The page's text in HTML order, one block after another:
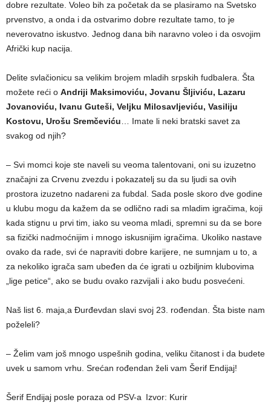
dobre rezultate. Voleo bih za početak da se plasiramo na Svetsko
prvenstvo, a onda i da ostvarimo dobre rezultate tamo, to je
neverovatno iskustvo. Jednog dana bih naravno voleo i da osvojim
Afrički kup nacija.
Delite svlačionicu sa velikim brojem mladih srpskih fudbalera. Šta
možete reći o Andriji Maksimoviću, Jovanu Šljiviću, Lazaru
Jovanoviću, Ivanu Guteši, Veljku Milosavljeviću, Vasiliju
Kostovu, Urošu Sremčeviću … Imate li neki bratski savet za
svakog od njih?
– Svi momci koje ste naveli su veoma talentovani, oni su izuzetno
značajni za Crvenu zvezdu i pokazatelj su da su ljudi sa ovih
prostora izuzetno nadareni za fubdal. Sada posle skoro dve godine
u klubu mogu da kažem da se odlično radi sa mladim igračima, koji
kada stignu u prvi tim, iako su veoma mladi, spremni su da se bore
sa fizički nadmoćnijim i mnogo iskusnijim igračima. Ukoliko nastave
ovako da rade, svi će napraviti dobre karijere, ne sumnjam u to, a
za nekoliko igrača sam ubeđen da će igrati u ozbiljnim klubovima
„lige petice“, ako se budu ovako razvijali i ako budu posvećeni.
Naš list 6. maja,a Đurđevdan slavi svoj 23. rođendan. Šta biste nam
poželeli?
– Želim vam još mnogo uspešnih godina, veliku čitanost i da budete
uvek u samom vrhu. Srećan rođendan želi vam Šerif Endijaj!
Šerif Endijaj posle poraza od PSV-a Izvor: Kurir